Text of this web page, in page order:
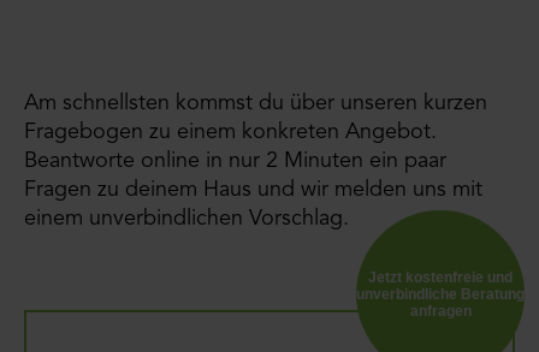
Am schnellsten kommst du über unseren kurzen
Fragebogen zu einem konkreten Angebot.
Beantworte online in nur 2 Minuten ein paar
Fragen zu deinem Haus und wir melden uns mit
einem unverbindlichen Vorschlag.
Jetzt kostenfreie und
unverbindliche Beratung
anfragen